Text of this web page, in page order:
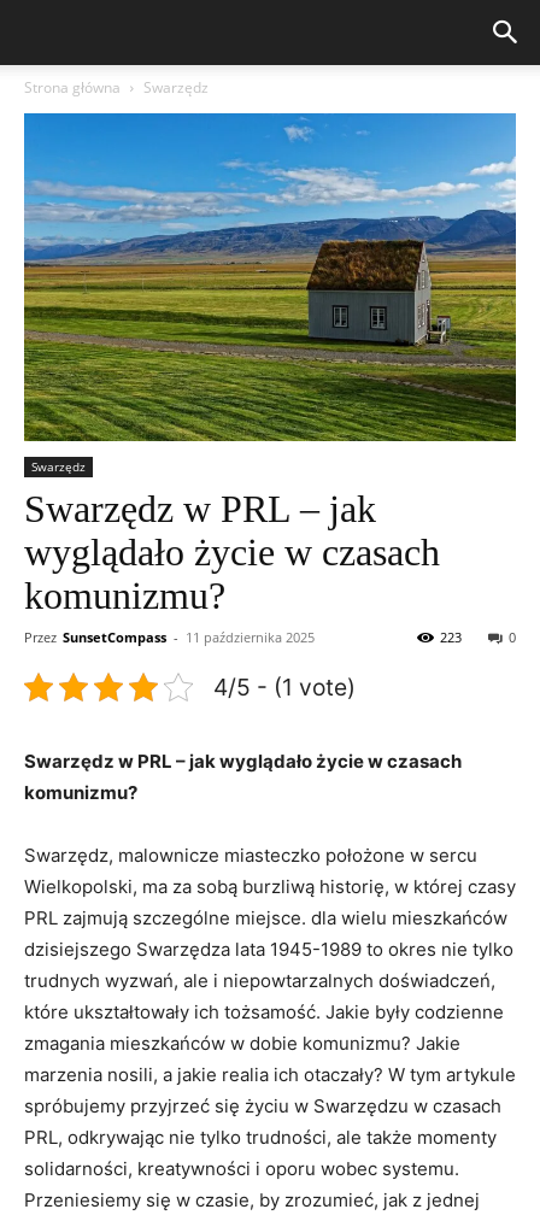
Strona główna Swarzędz
Swarzędz
Swarzędz w PRL – jak
wyglądało życie w czasach
komunizmu?
Przez SunsetCompass - 11 października 2025 0
223
4/5 - (1 vote)
Swarzędz w PRL – jak wyglądało życie w czasach
komunizmu?
Swarzędz, malownicze miasteczko położone w sercu
Wielkopolski, ma za sobą burzliwą historię, w której czasy
PRL zajmują szczególne miejsce. dla wielu mieszkańców
dzisiejszego Swarzędza lata 1945-1989 to okres nie tylko
trudnych wyzwań, ale i niepowtarzalnych doświadczeń,
które ukształtowały ich tożsamość. Jakie były codzienne
zmagania mieszkańców w dobie komunizmu? Jakie
marzenia nosili, a jakie realia ich otaczały? W tym artykule
spróbujemy przyjrzeć się życiu w Swarzędzu w czasach
PRL, odkrywając nie tylko trudności, ale także momenty
solidarności, kreatywności i oporu wobec systemu.
Przeniesiemy się w czasie, by zrozumieć, jak z jednej